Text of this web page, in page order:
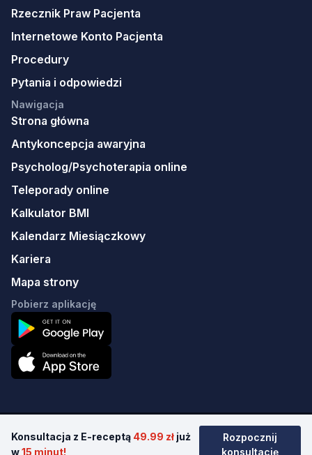
Konsultacja z E-receptą 49.99 zł już
w15 minut!
Rozpocznij
konsultację
Rzecznik Praw Pacjenta
Internetowe Konto Pacjenta
Procedury
Pytania i odpowiedzi
Nawigacja
Strona główna
Antykoncepcja awaryjna
Psycholog/Psychoterapia online
Teleporady online
Kalkulator BMI
Kalendarz Miesiączkowy
Kariera
Mapa strony
Pobierz aplikację
© 2026 Erecept sp. z o.o.